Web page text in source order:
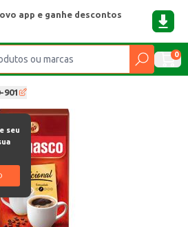
app e ganhe descontos
0
901
seu